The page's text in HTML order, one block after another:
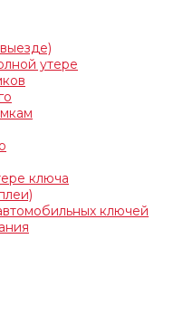
утере
ключа
ключей